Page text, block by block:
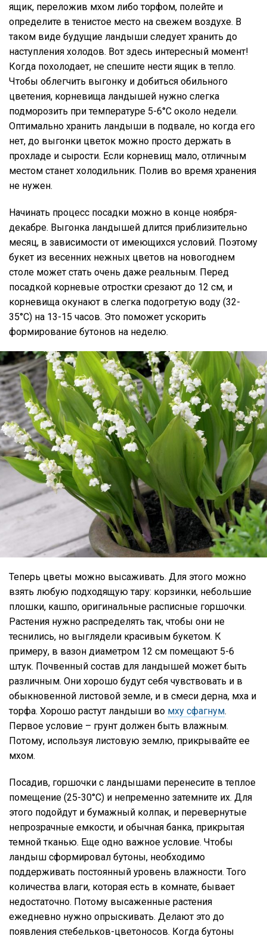
ящик, переложив мхом либо торфом, полейте и
определите в тенистое место на свежем воздухе. В
таком виде будущие ландыши следует хранить до
наступления холодов. Вот здесь интересный момент!
Когда похолодает, не спешите нести ящик в тепло.
Чтобы облегчить выгонку и добиться обильного
цветения, корневища ландышей нужно слегка
подморозить при температуре 5-6°С около недели.
Оптимально хранить ландыши в подвале, но когда его
нет, до выгонки цветок можно просто держать в
прохладе и сырости. Если корневищ мало, отличным
местом станет холодильник. Полив во время хранения
не нужен.
Начинать процесс посадки можно в конце ноября-
декабре. Выгонка ландышей длится приблизительно
месяц, в зависимости от имеющихся условий. Поэтому
букет из весенних нежных цветов на новогоднем
столе может стать очень даже реальным. Перед
посадкой корневые отростки срезают до 12 см, и
корневища окунают в слегка подогретую воду (32-
35°С) на 13-15 часов. Это поможет ускорить
формирование бутонов на неделю.
Теперь цветы можно высаживать. Для этого можно
взять любую подходящую тару: корзинки, небольшие
плошки, кашпо, оригинальные расписные горшочки.
Растения нужно распределять так, чтобы они не
теснились, но выглядели красивым букетом. К
примеру, в вазон диаметром 12 см помещают 5-6
штук. Почвенный состав для ландышей может быть
различным. Они хорошо будут себя чувствовать и в
обыкновенной листовой земле, и в смеси дерна, мха и
торфа. Хорошо растут ландыши во мху сфагнум.
Первое условие – грунт должен быть влажным.
Потому, используя листовую землю, прикрывайте ее
мхом.
Посадив, горшочки с ландышами перенесите в теплое
помещение (25-30°С) и непременно затемните их. Для
этого подойдут и бумажный колпак, и перевернутые
непрозрачные емкости, и обычная банка, прикрытая
темной тканью. Еще одно важное условие. Чтобы
ландыш сформировал бутоны, необходимо
поддерживать постоянный уровень влажности. Того
количества влаги, которая есть в комнате, бывает
недостаточно. Потому высаженные растения
ежедневно нужно опрыскивать. Делают это до
появления стебельков-цветоносов. Когда бутоны